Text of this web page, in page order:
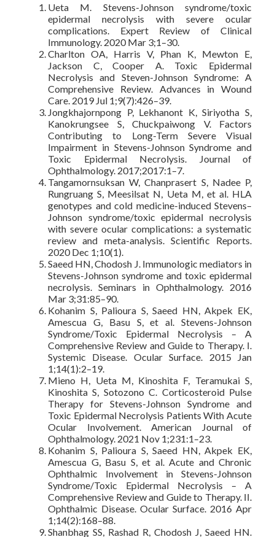
Ueta M. Stevens-Johnson syndrome/toxic
epidermal necrolysis with severe ocular
complications. Expert Review of Clinical
Immunology. 2020 Mar 3;1–30.
Charlton OA, Harris V, Phan K, Mewton E,
Jackson C, Cooper A. Toxic Epidermal
Necrolysis and Steven-Johnson Syndrome: A
Comprehensive Review. Advances in Wound
Care. 2019 Jul 1;9(7):426–39.
Jongkhajornpong P, Lekhanont K, Siriyotha S,
Kanokrungsee S, Chuckpaiwong V. Factors
Contributing to Long-Term Severe Visual
Impairment in Stevens-Johnson Syndrome and
Toxic Epidermal Necrolysis. Journal of
Ophthalmology. 2017;2017:1–7.
Tangamornsuksan W, Chanprasert S, Nadee P,
Rungruang S, Meesilsat N, Ueta M, et al. HLA
genotypes and cold medicine-induced Stevens–
Johnson syndrome/toxic epidermal necrolysis
with severe ocular complications: a systematic
review and meta-analysis. Scientific Reports.
2020 Dec 1;10(1).
Saeed HN, Chodosh J. Immunologic mediators in
Stevens-Johnson syndrome and toxic epidermal
necrolysis. Seminars in Ophthalmology. 2016
Mar 3;31:85–90.
Kohanim S, Palioura S, Saeed HN, Akpek EK,
Amescua G, Basu S, et al. Stevens-Johnson
Syndrome/Toxic Epidermal Necrolysis – A
Comprehensive Review and Guide to Therapy. I.
Systemic Disease. Ocular Surface. 2015 Jan
1;14(1):2–19.
Mieno H, Ueta M, Kinoshita F, Teramukai S,
Kinoshita S, Sotozono C. Corticosteroid Pulse
Therapy for Stevens-Johnson Syndrome and
Toxic Epidermal Necrolysis Patients With Acute
Ocular Involvement. American Journal of
Ophthalmology. 2021 Nov 1;231:1–23.
Kohanim S, Palioura S, Saeed HN, Akpek EK,
Amescua G, Basu S, et al. Acute and Chronic
Ophthalmic Involvement in Stevens-Johnson
Syndrome/Toxic Epidermal Necrolysis – A
Comprehensive Review and Guide to Therapy. II.
Ophthalmic Disease. Ocular Surface. 2016 Apr
1;14(2):168–88.
Shanbhag SS, Rashad R, Chodosh J, Saeed HN.